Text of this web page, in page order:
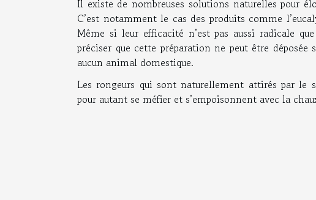
Il existe de nombreuses solutions naturelles pour
C’est notamment le cas des produits comme
Même si leur efficacité n’est pas aussi radicale
préciser que cette préparation ne peut être déposée
aucun animal domestique.
Les rongeurs qui sont naturellement attirés par le
pour autant se méfier et s’empoisonnent avec la